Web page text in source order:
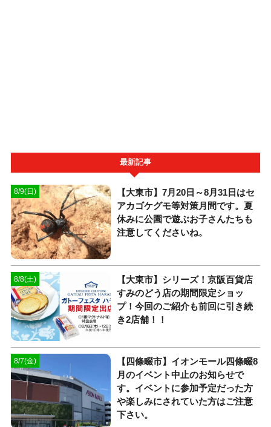
最新記事
8/9(日)
【大東市】7月20日～8月31日はセ
アカゴケグモ等対策月間です。夏
休みに公園で遊ぶお子さんたちも
注意してくださいね。
8/8(土)
【大東市】シリーズ！京阪百貨店
すみのどう店の期間限定ショッ
プ！今回のご紹介も前回に引き続
き2店舗！！
8/7(金)
【四條畷市】イオンモール四條畷8
月のイベント中止のお知らせで
す。イベントに参加予定だった方
や楽しみにされていた方はご注意
下さい。